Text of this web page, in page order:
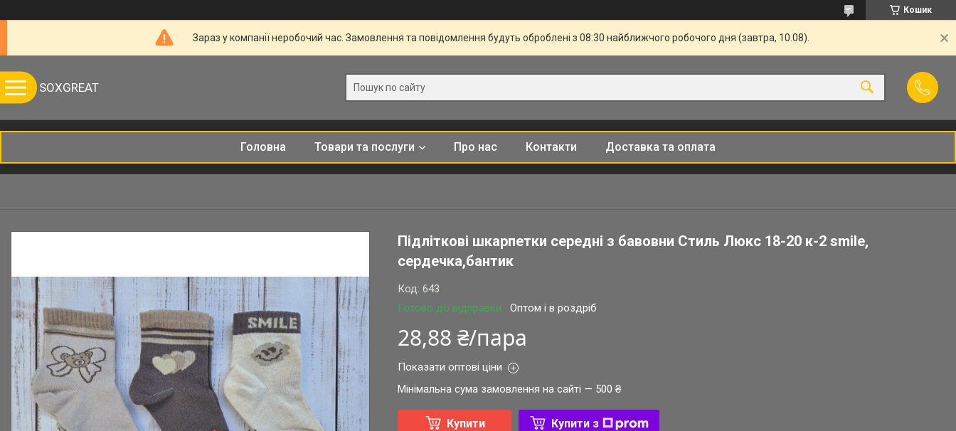
Кошик
Зараз у компанії неробочий час. Замовлення та повідомлення будуть оброблені з 08:30 найближчого робочого дня (завтра, 10.08).
SOXGREAT
Головна Товари та послуги Про нас Контакти Доставка та оплата
Підліткові шкарпетки середні з бавовни Стиль Люкс 18-20 к-2 smile,
сердечка,бантик
Готово до відправки Оптом і в роздріб
Код:643
28,88 ₴/пара
Показати оптові ціни
Мінімальна сума замовлення на сайті — 500 ₴
Купити Купити з